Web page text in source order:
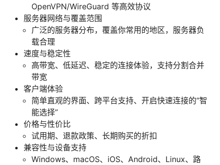
OpenVPN/WireGuard 等高效协议
服务器网络与覆盖范围
广泛的服务器分布，覆盖你常用的地区，服务器负
载合理
速度与稳定性
高带宽、低延迟、稳定的连接体验，支持分割合并
带宽
客户端体验
简单直观的界面、跨平台支持、开启快速连接的“智
能选择”
价格与性价比
试用期、退款政策、长期购买的折扣
兼容性与设备支持
Windows、macOS、iOS、Android、Linux、路